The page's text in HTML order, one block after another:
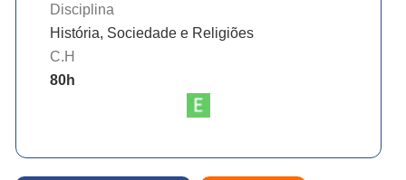
Disciplina
História, Sociedade e Religiões
C.H
80h